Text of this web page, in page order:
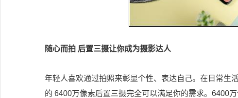
随心而拍 后置三摄让你成为摄影达人
年轻人喜欢通过拍照来彰显个性、表达自己。在日常生
的 6400万像素后置三摄完全可以满足你的需求。6400